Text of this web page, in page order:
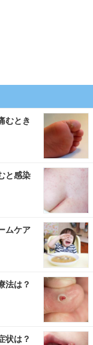
むとき
と感染
ムケア
法は？
状は？